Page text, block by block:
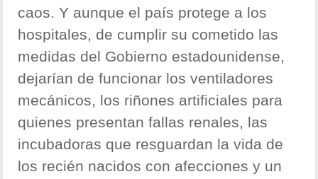
caos. Y aunque el país protege a los
hospitales, de cumplir su cometido las
medidas del Gobierno estadounidense,
dejarían de funcionar los ventiladores
mecánicos, los riñones artificiales para
quienes presentan fallas renales, las
incubadoras que resguardan la vida de
los recién nacidos con afecciones y un